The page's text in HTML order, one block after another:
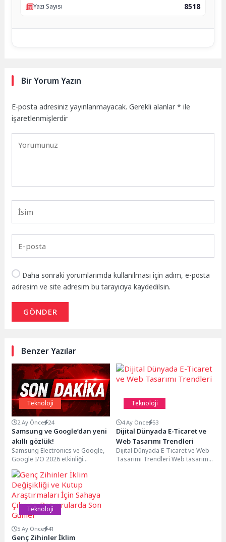
Yazı Sayısı 8518
Bir Yorum Yazın
E-posta adresiniz yayınlanmayacak. Gerekli alanlar* ile
işaretlenmişlerdir
Daha sonraki yorumlarımda kullanılması için adım, e-posta
adresim ve site adresim bu tarayıcıya kaydedilsin.
GÖNDER
Benzer Yazılar
Teknoloji
2 Ay Önce 24
Samsung ve Google’dan yeni
akıllı gözlük!
Samsung Electronics ve Google,
Google I/O 2026 etkinliği
kapsamında, gözlük alanındaki iş
ortakları Gentle Monster...
Teknoloji
4 Ay Önce 53
Dijital Dünyada E-Ticaret ve
Web Tasarımı Trendleri
Dijital Dünyada E-Ticaret ve Web
Tasarımı Trendleri Web tasarımı
Teknoloji
5 Ay Önce 41
Genç Zihinler İklim